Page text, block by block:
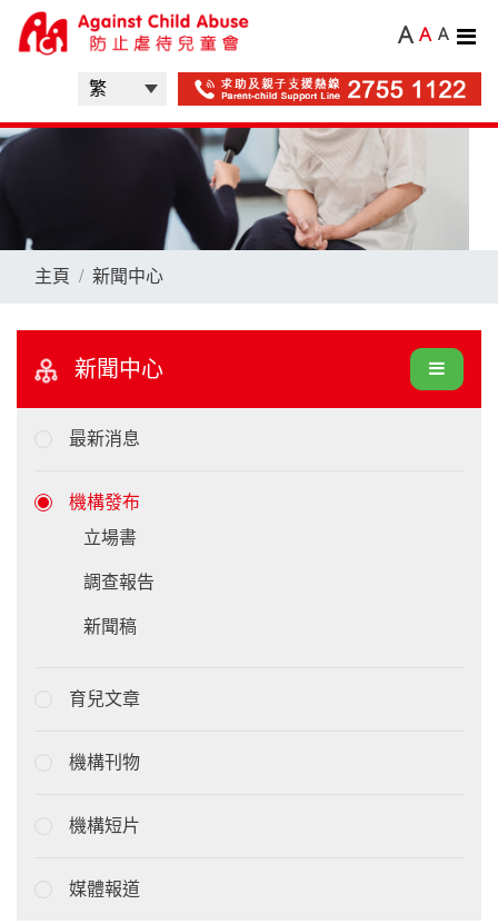
A A A
主頁 新聞中心
新聞中心
最新消息
機構發布
立場書
調查報告
新聞稿
育兒文章
機構刊物
機構短片
媒體報道